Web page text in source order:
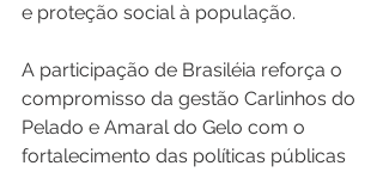
e proteção social à população.
A participação de Brasiléia reforça o
compromisso da gestão Carlinhos do
Pelado e Amaral do Gelo com o
fortalecimento das políticas públicas